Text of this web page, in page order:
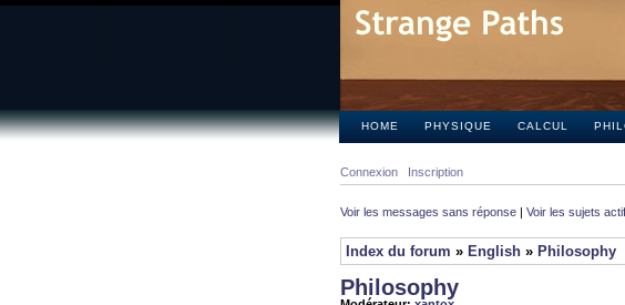
HOME PHYSIQUE CALCUL
Connexion Inscription
Voir les messages sans réponse | Voir les sujets
Index du forum » English » Philosophy
Philosophy